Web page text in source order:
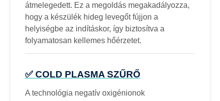
átmelegedett. Ez a megoldás megakadályozza,
hogy a készülék hideg levegőt fújjon a
helyiségbe az indításkor, így biztosítva a
folyamatosan kellemes hőérzetet.
✅ COLD PLASMA SZŰRŐ
A technológia negatív oxigénionok